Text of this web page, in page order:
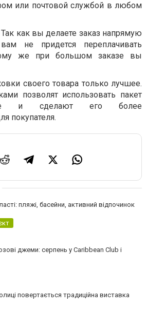
или почтовой службой в любом
как вы делаете заказ напрямую
не придется переплачивать
же при большом заказе вы
своего товара только лучшее.
позволят использовать пакет
и сделают его более
покупателя.
пляжі, басейни, активний відпочинок
джеми: серпень у Caribbean Club і
повертається традиційна виставка